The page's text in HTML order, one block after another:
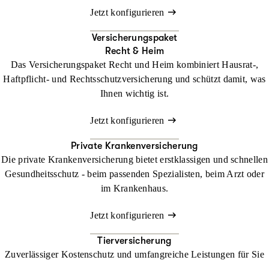
Jetzt konfigurieren
Versicherungspaket
Recht & Heim
Das Versicherungspaket Recht und Heim kombiniert Hausrat-,
Haftpflicht- und Rechtsschutzversicherung und schützt damit, was
Ihnen wichtig ist.
Jetzt konfigurieren
Private Krankenversicherung
Die private Krankenversicherung bietet erstklassigen und schnellen
Gesundheitsschutz - beim passenden Spezialisten, beim Arzt oder
im Krankenhaus.
Jetzt konfigurieren
Tierversicherung
Zuverlässiger Kostenschutz und umfangreiche Leistungen für Sie